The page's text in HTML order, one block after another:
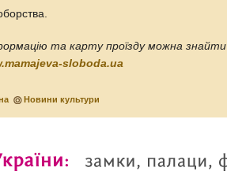
та карту проїзду можна знайти
sloboda.ua
Новини культури